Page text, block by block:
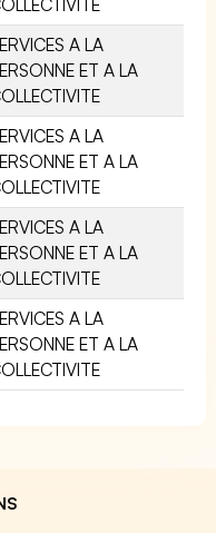
A LA
ET A LA
A LA
ET A LA
A LA
ET A LA
A LA
ET A LA